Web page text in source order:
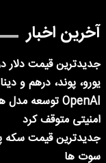
آخرین اخبار
یورو، پوند، درهم و
امنیتی متوقف کرد
سوت ها